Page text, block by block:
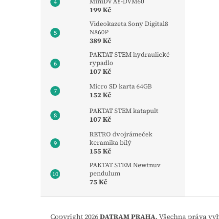
199 Kč
Videokazeta Sony Digital8
N860P
389 Kč
PAKTAT STEM hydraulické
rypadlo
107 Kč
Micro SD karta 64GB
152 Kč
PAKTAT STEM katapult
107 Kč
RETRO dvojrámeček
keramika bílý
155 Kč
PAKTAT STEM Newtnuv
pendulum
75 Kč
Copyright 2026DATRAM PRAHA. Všechna práva